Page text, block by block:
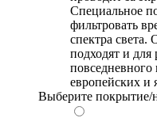
Специальное
фильтровать
спектра света.
подходят и для
европейских и
Выберите покрытие/